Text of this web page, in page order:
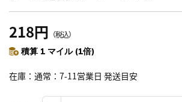
218円 （税込）
積算 1 マイル (1倍)
在庫 通常：7-11営業日 発送目安